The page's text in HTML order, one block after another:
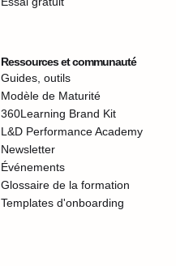
Ressources et communauté
Guides, outils
Modèle de Maturité
360Learning Brand Kit
L&D Performance Academy
Newsletter
Événements
Glossaire de la formation
Templates d'onboarding